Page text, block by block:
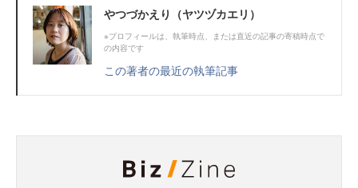
やつづかえり（ヤツヅカエリ）
※プロフィールは、執筆時点、または直近の記事の寄稿時点で
の内容です
この著者の最近の執筆記事